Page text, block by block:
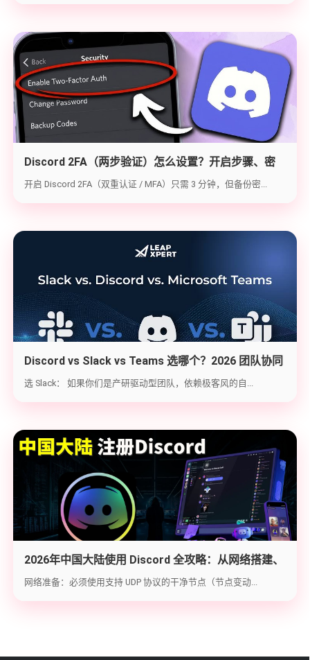
Discord 2FA（两步验证）怎么设置？开启步骤、密
钥备份与炸号救急（2026实战版）
开启 Discord 2FA（双重认证 / MFA）只需 3 分钟，但备份密...
Discord vs Slack vs Teams 选哪个？2026 团队协同
工具实战选型指南
选 Slack： 如果你们是产研驱动型团队，依赖极客风的自...
2026年中国大陆使用 Discord 全攻略：从网络搭建、
账号注册到防封避坑
网络准备：必须使用支持 UDP 协议的干净节点（节点变动...